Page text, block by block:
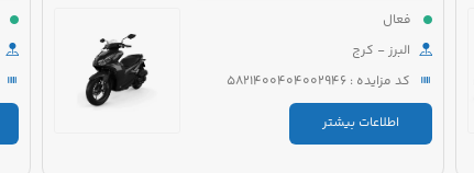
فعال
البرز - کرج
کد مزایده : 5821400404002946
اطلاعات بیشتر